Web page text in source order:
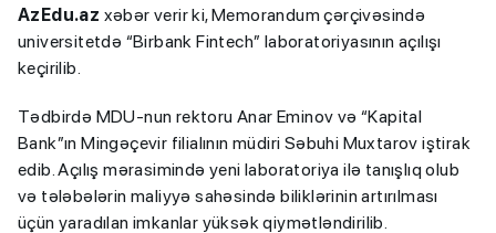
AzEdu.az xəbər verir ki, Memorandum çərçivəsində
universitetdə “Birbank Fintech” laboratoriyasının açılışı
keçirilib.
Tədbirdə MDU-nun rektoru Anar Eminov və “Kapital
Bank”ın Mingəçevir filialının müdiri Səbuhi Muxtarov iştirak
edib. Açılış mərasimində yeni laboratoriya ilə tanışlıq olub
və tələbələrin maliyyə sahəsində biliklərinin artırılması
üçün yaradılan imkanlar yüksək qiymətləndirilib.